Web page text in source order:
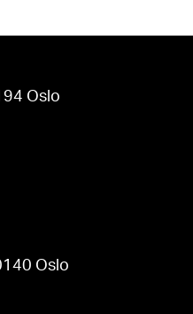
Oslo
Oslo